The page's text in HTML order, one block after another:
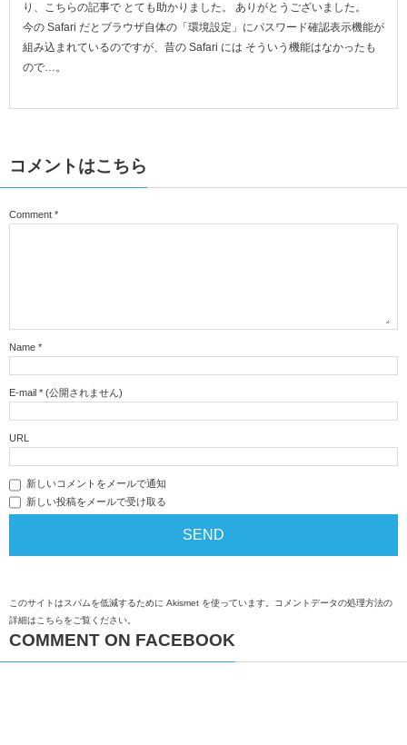
り、こちらの記事で とても助かりました。 ありがとうございました。
今の Safari だとブラウザ自体の「環境設定」にパスワード確認表示機能が
組み込まれているのですが、昔の Safari には そういう機能はなかったも
ので…。
コメントはこちら
Comment *
Name *
E-mail * (公開されません)
URL
新しいコメントをメールで通知
新しい投稿をメールで受け取る
このサイトはスパムを低減するために Akismet を使っています。 コメントデータの処理方法の
詳細はこちらをご覧ください
COMMENT ON FACEBOOK